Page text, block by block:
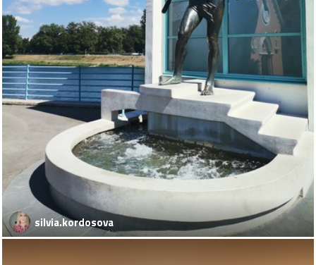
silvia.kordosova